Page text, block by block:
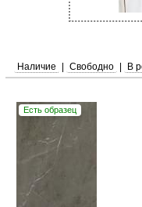
Наличие Свободно В
Есть образец